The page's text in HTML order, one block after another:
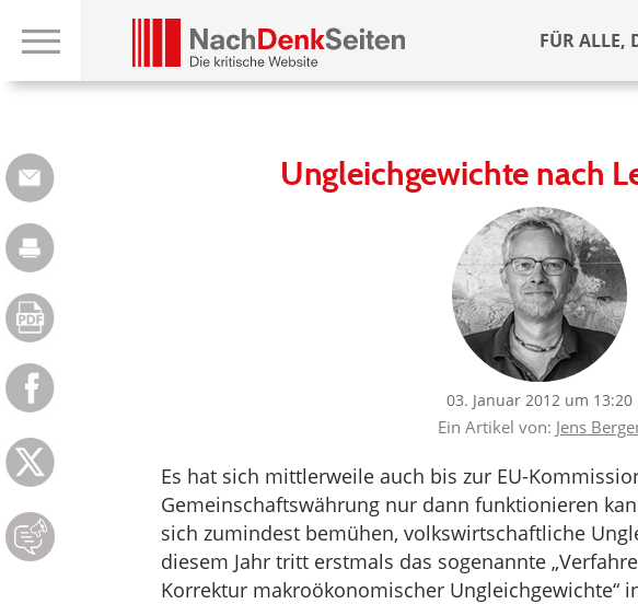
FÜR ALLE,
Ungleichgewichte nach
03. Januar 2012 um 13:20
Ein Artikel von: Jens
Es hat sich mittlerweile auch bis zur EU-
Gemeinschaftswährung nur dann funktionieren
sich zumindest bemühen, volkswirtschaftliche
diesem Jahr tritt erstmals das sogenannte
Korrektur makroökonomischer Ungleichgewichte“